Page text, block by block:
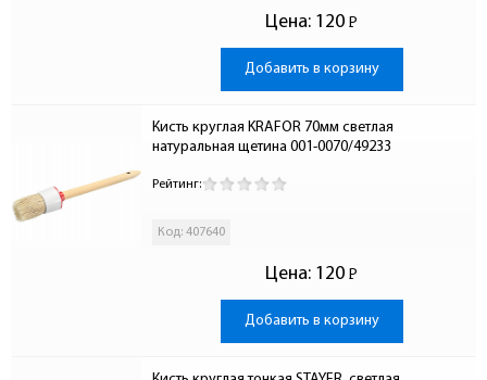
Цена: 120 Р
-
Добавить в корзину
Кисть круглая KRAFOR 70мм светлая
натуральная щетина 001-0070/49233
Рейтинг:
Код: 407640
Цена: 120 Р
-
Добавить в корзину